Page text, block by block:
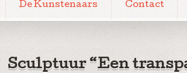
De Kunstenaars Contact
Sculptuur “Een